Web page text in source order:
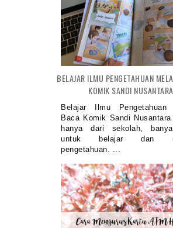
BELAJAR ILMU PENGETAHUAN
KOMIK SANDI NUSANTARA
Belajar Ilmu Pengetahuan
Baca Komik Sandi
hanya dari sekolah,
untuk belajar dan
pengetahuan. ...